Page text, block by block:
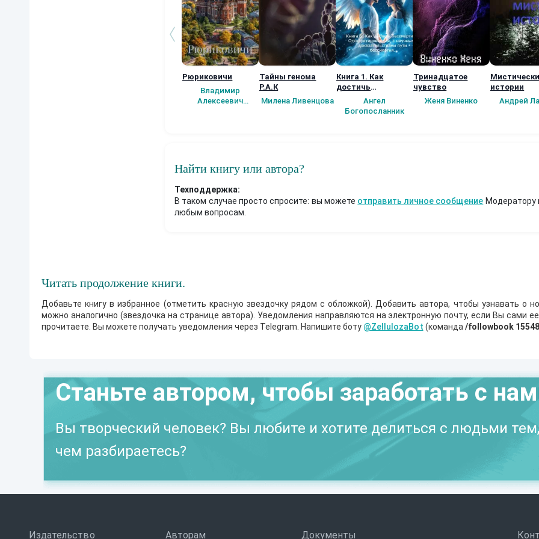
Рюриковичи
Владимир
Алексеевич
Тайны генома
Р.А.К
Милена Ливенцова
Книга 1. Как
достичь
бессмертия?
откорректированн
Ангел
Богопосланник
Тринадцатое
чувство
Женя Виненко
истории
Андрей
Найти книгу или автора?
Техподдержка:
В таком случае просто спросите: вы можете отправить личное сообщение Модератору
любым вопросам.
Читать продолжение книги.
Добавьте книгу в избранное (отметить красную звездочку рядом с обложкой). Добавить автора, чтобы узнавать о
можно аналогично (звездочка на странице автора). Уведомления направляются на электронную почту, если Вы сами
прочитаете. Вы можете получать уведомления через Telegram. Напишите боту @ZellulozaBot (команда /followbook 15548
Станьте автором, чтобы заработать с
Вы творческий человек? Вы любите и хотите делиться с людьми
чем разбираетесь?
Издательство Авторам Документы